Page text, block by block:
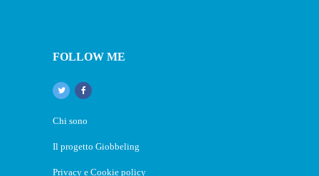
FOLLOW ME
Chi sono
Il progetto Giobbeling
Privacy e Cookie policy